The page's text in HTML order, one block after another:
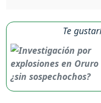
Te